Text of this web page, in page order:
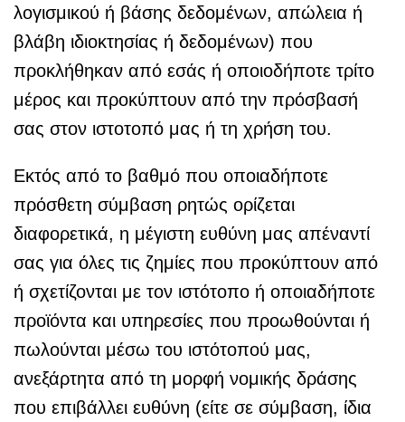
λογισμικού ή βάσης δεδομένων, απώλεια ή
βλάβη ιδιοκτησίας ή δεδομένων) που
προκλήθηκαν από εσάς ή οποιοδήποτε τρίτο
μέρος και προκύπτουν από την πρόσβασή
σας στον ιστοτοπό μας ή τη χρήση του.
Εκτός από το βαθμό που οποιαδήποτε
πρόσθετη σύμβαση ρητώς ορίζεται
διαφορετικά, η μέγιστη ευθύνη μας απέναντί
σας για όλες τις ζημίες που προκύπτουν από
ή σχετίζονται με τον ιστότοπο ή οποιαδήποτε
προϊόντα και υπηρεσίες που προωθούνται ή
πωλούνται μέσω του ιστότοπού μας,
ανεξάρτητα από τη μορφή νομικής δράσης
που επιβάλλει ευθύνη (είτε σε σύμβαση, ίδια